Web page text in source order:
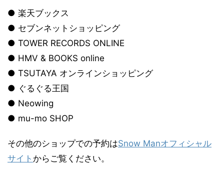
● 楽天ブックス
● セブンネットショッピング
● TOWER RECORDS ONLINE
● HMV & BOOKS online
● TSUTAYA オンラインショッピング
● ぐるぐる王国
● Neowing
● mu-mo SHOP
その他のショップでの予約はSnow Manオフィシャル
サイト からご覧ください。